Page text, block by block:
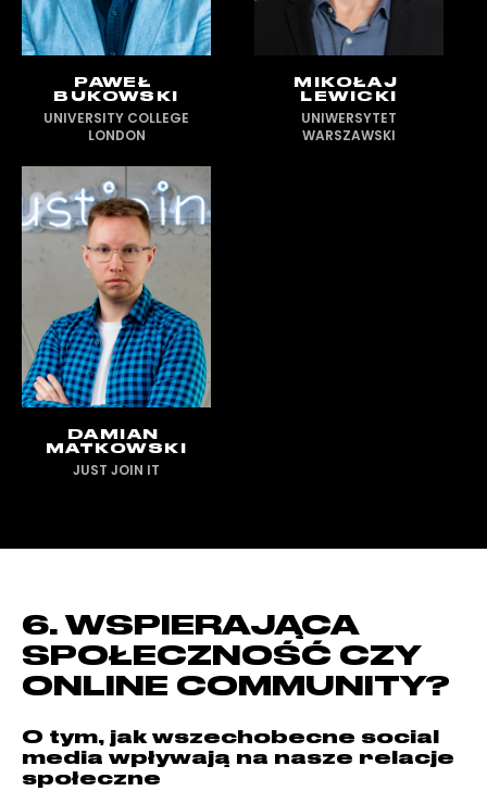
PAWEŁ
BUKOWSKI
UNIVERSITY COLLEGE
LONDON
MIKOŁAJ
LEWICKI
UNIWERSYTET
WARSZAWSKI
DAMIAN
MATKOWSKI
JUST JOIN IT
6. WSPIERAJĄCA
SPOŁECZNOŚĆ CZY
ONLINE COMMUNITY?
O tym, jak wszechobecne social
media wpływają na nasze relacje
społeczne